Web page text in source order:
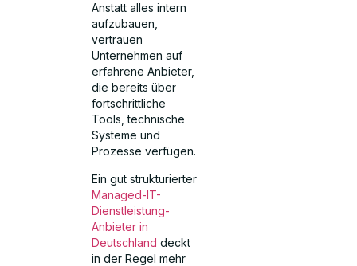
Anstatt alles intern
aufzubauen,
vertrauen
Unternehmen auf
erfahrene Anbieter,
die bereits über
fortschrittliche
Tools, technische
Systeme und
Prozesse verfügen.
Ein gut strukturierter
Managed-IT-
Dienstleistung-
Anbieter in
Deutschland deckt
in der Regel mehr